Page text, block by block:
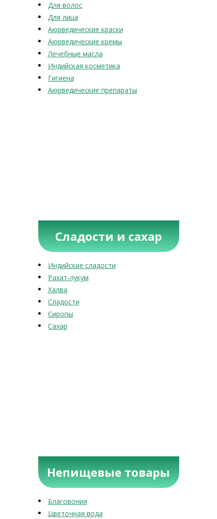
Для волос
Для лица
Аюрведические краски
Аюрведические кремы
Лечебные масла
Индийская косметика
Гигиена
Аюрведические препараты
Сладости и сахар
Индийские сладости
Рахат-лукум
Халва
Сладости
Сиропы
Сахар
Непищевые товары
Благовония
Цветочная вода